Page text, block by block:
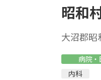
昭和
大沼郡昭
病院・
内科